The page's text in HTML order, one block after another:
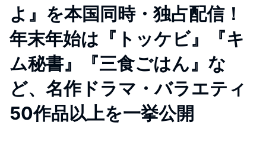
よ』を本国同時・独占配信！
年末年始は『トッケビ』『キ
ム秘書』『三食ごはん』な
ど、名作ドラマ・バラエティ
50作品以上を一挙公開